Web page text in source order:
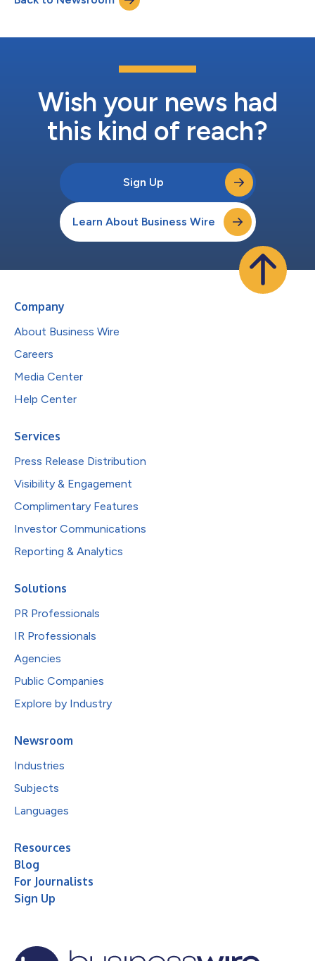
urgentes, incluindo o requisito RCS d...
Wish your news had
this kind of reach?
Sign Up
Learn About Business Wire
Company
About Business Wire
Careers
Media Center
Help Center
Services
Press Release Distribution
Visibility & Engagement
Complimentary Features
Investor Communications
Reporting & Analytics
Solutions
PR Professionals
IR Professionals
Agencies
Public Companies
Explore by Industry
Newsroom
Industries
Subjects
Languages
Resources
Blog
For Journalists
Sign Up